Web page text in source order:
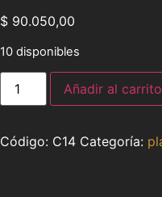
$90.050,00
10 disponibles
Añadir al carrito
C14 Categoría: